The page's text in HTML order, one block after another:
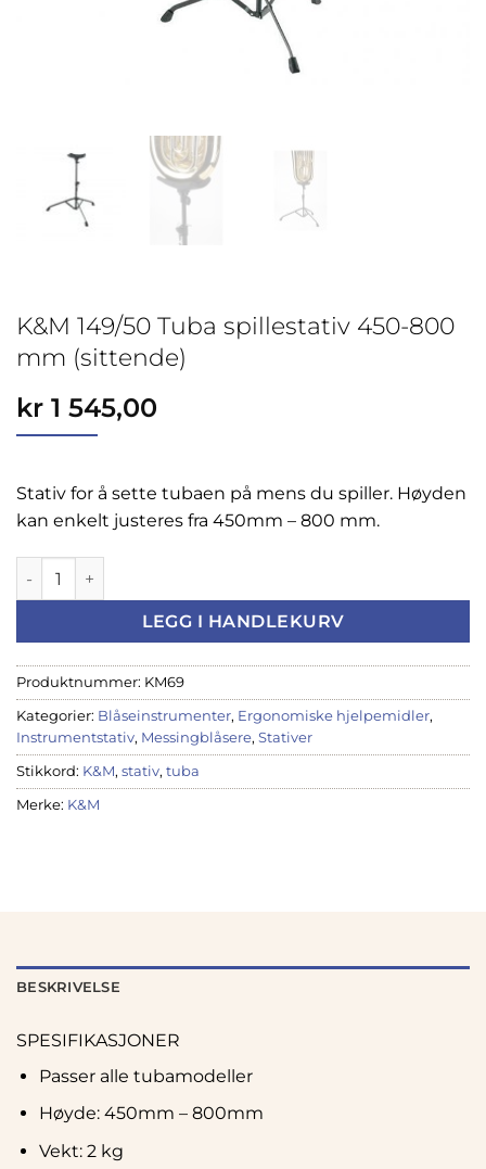
K&M 149/50 Tuba spillestativ 450-800
mm (sittende)
kr 1 545,00
Stativ for å sette tubaen på mens du spiller. Høyden
kan enkelt justeres fra 450mm – 800 mm.
K&M 149/50 Tuba spillestativ 450-800 mm (sittende) antall
LEGG I HANDLEKURV
Produktnummer: KM69
Kategorier: Blåseinstrumenter, Ergonomiske hjelpemidler,
Instrumentstativ, Messingblåsere, Stativer
Stikkord: K&M, stativ, tuba
Merke: K&M
BESKRIVELSE
SPESIFIKASJONER
Passer alle tubamodeller
Høyde: 450mm – 800mm
Vekt: 2 kg